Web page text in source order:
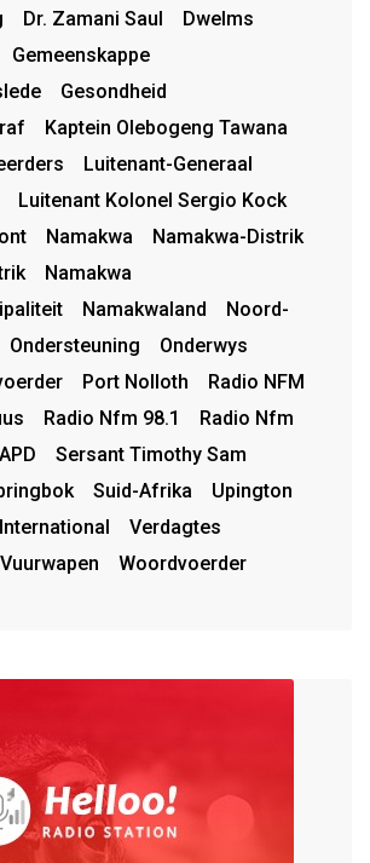
Dr. Zamani Saul
Dwelms
Gemeenskappe
Gesondheid
Kaptein Olebogeng Tawana
Luitenant-Generaal
Luitenant Kolonel Sergio Kock
Namakwa
Namakwa-Distrik
Namakwa
Namakwaland
Noord-
Ondersteuning
Onderwys
Port Nolloth
Radio NFM
Radio Nfm 98.1
Radio Nfm
Sersant Timothy Sam
Suid-Afrika
Upington
Verdagtes
Vuurwapen Woordvoerder